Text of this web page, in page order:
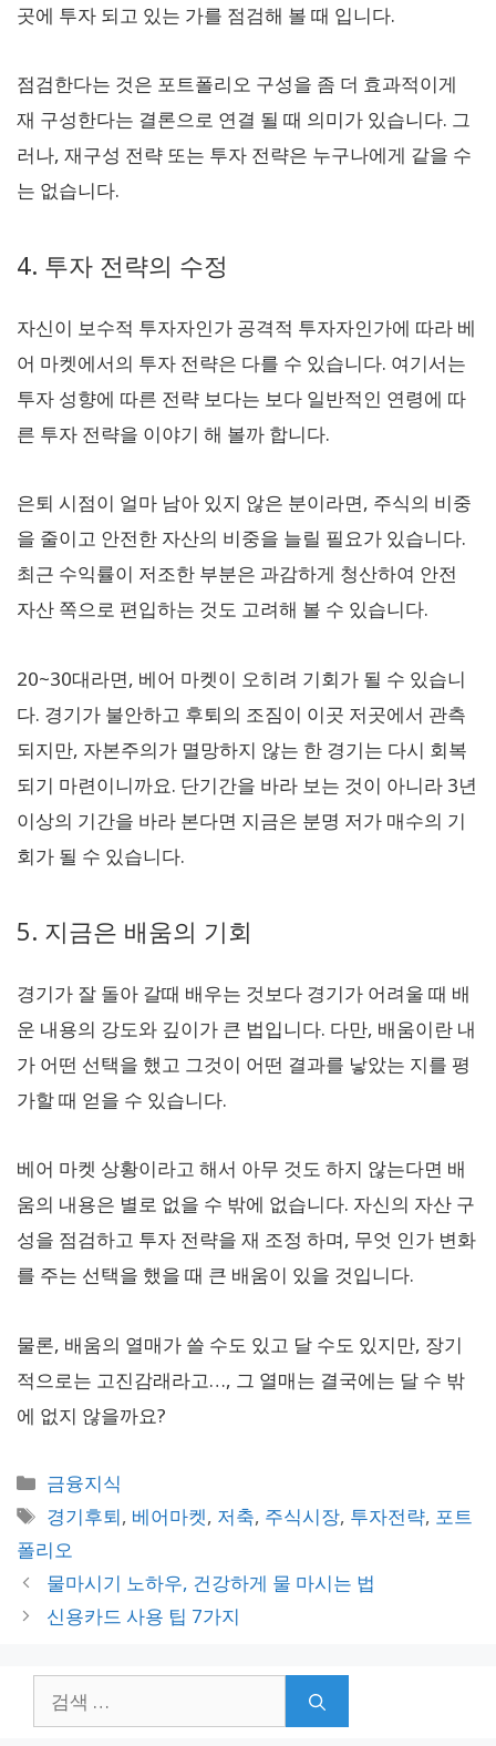
곳에 투자 되고 있는 가를 점검해 볼 때 입니다.
점검한다는 것은 포트폴리오 구성을 좀 더 효과적이게
재 구성한다는 결론으로 연결 될 때 의미가 있습니다. 그
러나, 재구성 전략 또는 투자 전략은 누구나에게 같을 수
는 없습니다.
4. 투자 전략의 수정
자신이 보수적 투자자인가 공격적 투자자인가에 따라 베
어 마켓에서의 투자 전략은 다를 수 있습니다. 여기서는
투자 성향에 따른 전략 보다는 보다 일반적인 연령에 따
른 투자 전략을 이야기 해 볼까 합니다.
은퇴 시점이 얼마 남아 있지 않은 분이라면, 주식의 비중
을 줄이고 안전한 자산의 비중을 늘릴 필요가 있습니다.
최근 수익률이 저조한 부분은 과감하게 청산하여 안전
자산 쪽으로 편입하는 것도 고려해 볼 수 있습니다.
20~30대라면, 베어 마켓이 오히려 기회가 될 수 있습니
다. 경기가 불안하고 후퇴의 조짐이 이곳 저곳에서 관측
되지만, 자본주의가 멸망하지 않는 한 경기는 다시 회복
되기 마련이니까요. 단기간을 바라 보는 것이 아니라 3년
이상의 기간을 바라 본다면 지금은 분명 저가 매수의 기
회가 될 수 있습니다.
5. 지금은 배움의 기회
경기가 잘 돌아 갈때 배우는 것보다 경기가 어려울 때 배
운 내용의 강도와 깊이가 큰 법입니다. 다만, 배움이란 내
가 어떤 선택을 했고 그것이 어떤 결과를 낳았는 지를 평
가할 때 얻을 수 있습니다.
베어 마켓 상황이라고 해서 아무 것도 하지 않는다면 배
움의 내용은 별로 없을 수 밖에 없습니다. 자신의 자산 구
성을 점검하고 투자 전략을 재 조정 하며, 무엇 인가 변화
를 주는 선택을 했을 때 큰 배움이 있을 것입니다.
물론, 배움의 열매가 쓸 수도 있고 달 수도 있지만, 장기
적으로는 고진감래라고…, 그 열매는 결국에는 달 수 밖
에 없지 않을까요?
카
테
고
리
금융지식
태
그
경기후퇴, 베어마켓, 저축, 주식시장, 투자전략, 포트
폴리오
물마시기 노하우, 건강하게 물 마시는 법
신용카드 사용 팁 7가지
색: